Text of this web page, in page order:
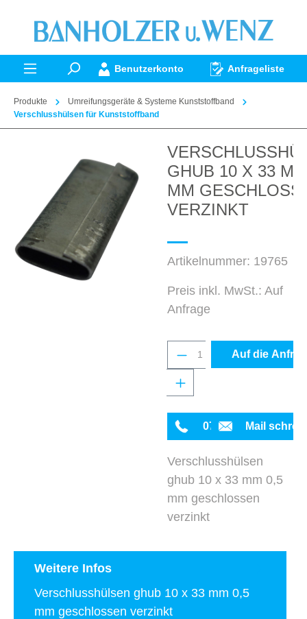
springen
Benutzerkonto Anfrageliste
Produkte
Umreifungsgeräte & Systeme Kunststoffband
Verschlusshülsen für Kunststoffband
GHUB 10 X 33
MM
VERZINKT
Artikelnummer: 19765
Preis inkl. MwSt.: Auf
Anfrage
Produkt Anzahl:
Auf die
0711 342934-0
Mail
Verschlusshülsen
ghub 10 x 33 mm 0,5
mm geschlossen
verzinkt
Weitere Infos
Verschlusshülsen ghub 10 x 33 mm 0,5
mm geschlossen verzinkt